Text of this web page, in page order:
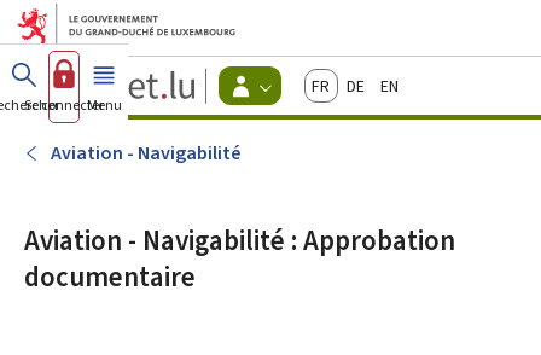
Aller au menu principal
Aller au contenu
Guichet.lu
Changer
d'espace
FrançaisDeutschEnglish
Se connecterMenu principal
Aviation - Navigabilité
Aviation - Navigabilité : Approbation
documentaire